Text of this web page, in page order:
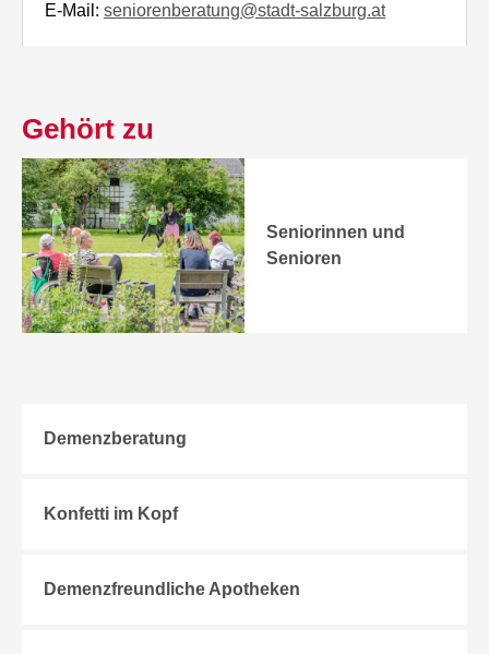
E-Mail:seniorenberatung@stadt-salzburg.at
Gehört zu
Seniorinnen und
Senioren
Demenzberatung
Konfetti im Kopf
Demenzfreundliche Apotheken